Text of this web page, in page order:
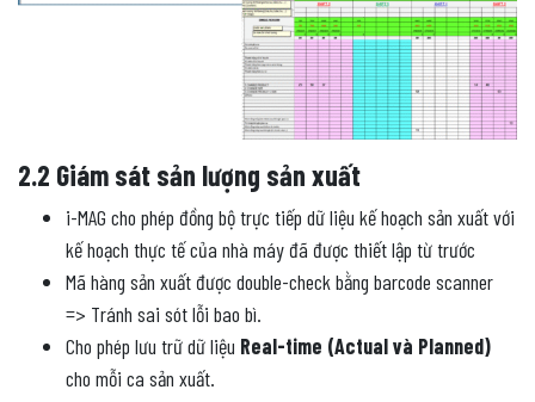
2.2 Giám sát sản lượng sản xuất
i-MAG cho phép đồng bộ trực tiếp dữ liệu kế hoạch sản xuất với
kế hoạch thực tế của nhà máy đã được thiết lập từ trước
Mã hàng sản xuất được double-check bằng barcode scanner
=> Tránh sai sót lỗi bao bì.
Cho phép lưu trữ dữ liệu Real-time (Actual và Planned)
cho mỗi ca sản xuất.